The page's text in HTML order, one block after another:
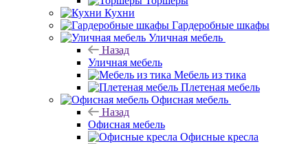
Кухни
Гардеробные шкафы
Уличная мебель
Назад
Уличная мебель
Мебель из тика
Плетеная мебель
Офисная мебель
Назад
Офисная мебель
Офисные кресла